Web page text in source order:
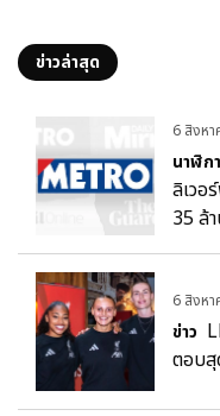
ข่าวล่าสุด
6 สิงห
นาฬิก
ลิเวอ
35 ล้
6 สิงห
ข่าว
ตอบ